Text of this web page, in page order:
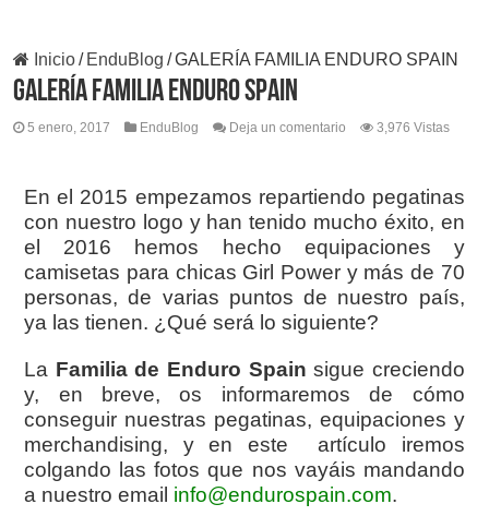
Inicio/ EnduBlog /GALERÍA FAMILIA ENDURO SPAIN
GALERÍA FAMILIA ENDURO SPAIN
5 enero, 2017 EnduBlog Deja un comentario 3,976 Vistas
En el 2015 empezamos repartiendo pegatinas
con nuestro logo y han tenido mucho éxito, en
el 2016 hemos hecho equipaciones y
camisetas para chicas Girl Power y más de 70
personas, de varias puntos de nuestro país,
ya las tienen. ¿Qué será lo siguiente?
La Familia de Enduro Spain sigue creciendo
y, en breve, os informaremos de cómo
conseguir nuestras pegatinas, equipaciones y
merchandising, y en este artículo iremos
colgando las fotos que nos vayáis mandando
a nuestro email info@endurospain.com.